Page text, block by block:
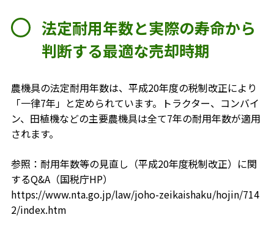
法定耐用年数と実際の寿命から
判断する最適な売却時期
農機具の法定耐用年数は、平成20年度の税制改正により
「一律7年」と定められています。トラクター、コンバイ
ン、田植機などの主要農機具は全て7年の耐用年数が適用
されます。
参照： 耐用年数等の見直し（平成20年度税制改正）に関
するQ&A（国税庁HP）
https://www.nta.go.jp/law/joho-zeikaishaku/hojin/714
2/index.htm